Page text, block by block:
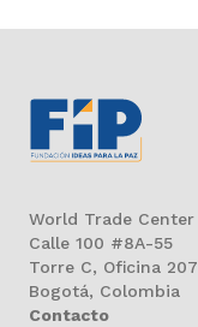
World Trade Center
Calle 100 #8A-55
Torre C, Oficina 207
Bogotá, Colombia
Contacto